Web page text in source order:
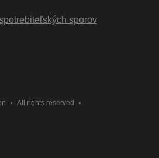
sporov
All rights reserved